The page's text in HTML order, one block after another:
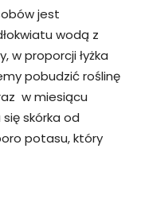
jest
wodą z
w proporcji łyżka
pobudzić roślinę
w miesiącu
skórka od
potasu, który